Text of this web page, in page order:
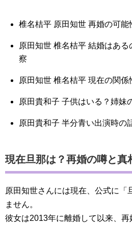
椎名桔平 原田知世 再婚の可能
原田知世 椎名桔平 結婚はあ
察
原田知世 椎名桔平 現在の関係
原田貴和子 子供はいる？姉妹
原田貴和子 半分青い出演時の
現在旦那は？再婚の噂と真
原田知世さんには現在、公式に「
ません。
彼女は2013年に離婚して以来、